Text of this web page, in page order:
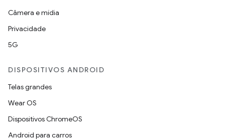
Câmera e mídia
Privacidade
5G
DISPOSITIVOS ANDROID
Telas grandes
Wear OS
Dispositivos ChromeOS
Android para carros